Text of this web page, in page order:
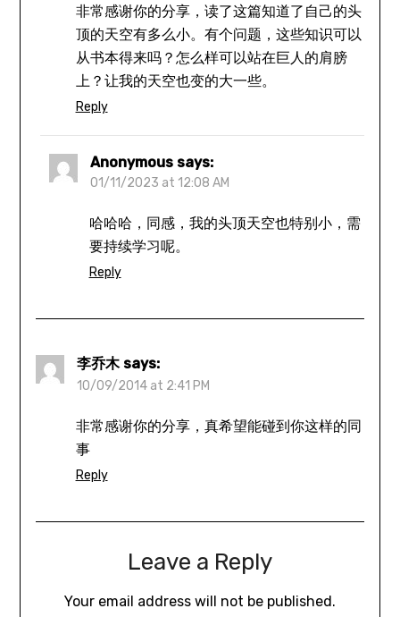
非常感谢你的分享，读了这篇知道了自己的头
顶的天空有多么小。有个问题，这些知识可以
从书本得来吗？怎么样可以站在巨人的肩膀
上？让我的天空也变的大一些。
Reply
Anonymous says:
01/11/2023 at 12:08 AM
哈哈哈，同感，我的头顶天空也特别小，需
要持续学习呢。
Reply
李乔木 says:
10/09/2014 at 2:41 PM
非常感谢你的分享，真希望能碰到你这样的同
事
Reply
Leave a Reply
Your email address will not be published.